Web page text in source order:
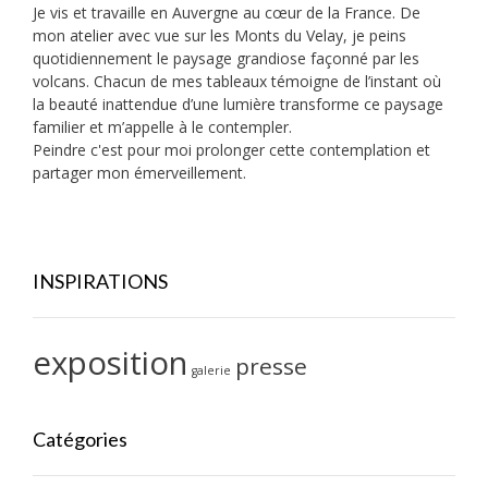
Je vis et travaille en Auvergne au cœur de la France. De
mon atelier avec vue sur les Monts du Velay, je peins
quotidiennement le paysage grandiose façonné par les
volcans. Chacun de mes tableaux témoigne de l’instant où
la beauté inattendue d’une lumière transforme ce paysage
familier et m’appelle à le contempler.
Peindre c'est pour moi prolonger cette contemplation et
partager mon émerveillement.
INSPIRATIONS
exposition galerie presse
Catégories